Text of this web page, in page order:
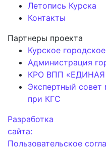
Летопись Курска
Контакты
Партнеры проекта
Курское
Администрация
КРО ВПП
Экспертный
при КГС
Разработка
сайта:
Пользовательское